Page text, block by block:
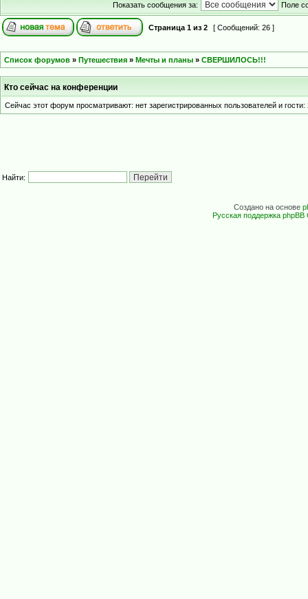
Показать сообщения за: Поле
Страница 1 из 2 [ Сообщений: 26 ]
Список форумов » Путешествия » Мечты и планы » СВЕРШИЛОСЬ!!!
Кто сейчас на конференции
Сейчас этот форум просматривают: нет зарегистрированных пользователей и гости:
Найти:
Создано на основе
Русская поддержка phpBB